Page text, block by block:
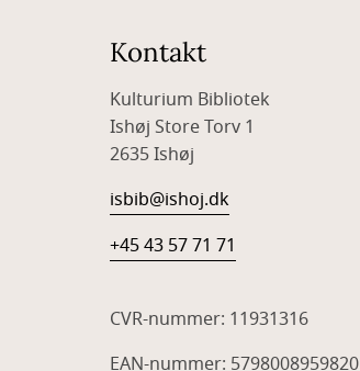
Kontakt
Kulturium Bibliotek
Ishøj Store Torv 1
2635 Ishøj
isbib@ishoj.dk
+45 43 57 71 71
CVR-nummer: 11931316
EAN-nummer: 5798008959820